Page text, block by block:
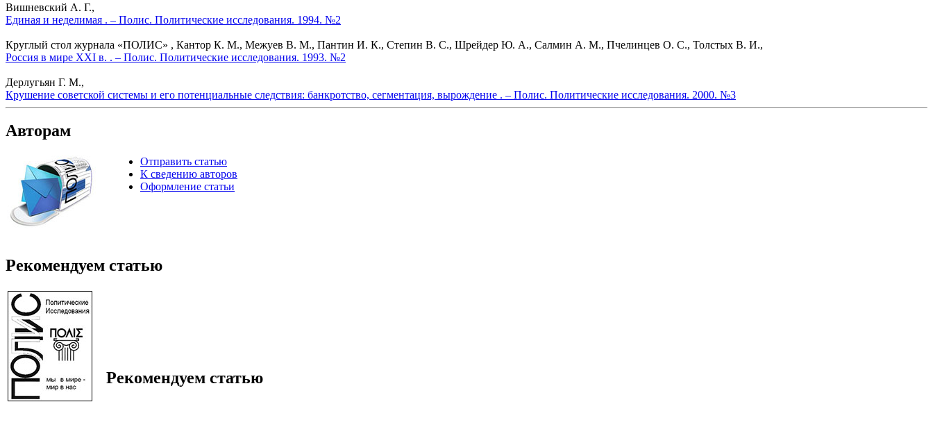
Вишневский А. Г.,
Единая и неделимая . – Полис. Политические исследования. 1994. №2
Круглый стол журнала «ПОЛИС» , Кантор К. М., Межуев В. М., Пантин И. К., Степин В. С., Шрейдер Ю. А., Салмин А. М., Пчелинцев О. С., Толстых В. И.,
Россия в мире XXI в. . – Полис. Политические исследования. 1993. №2
Дерлугьян Г. М.,
Крушение советской системы и его потенциальные следствия: банкротство, сегментация, вырождение . – Полис. Политические исследования. 2000. №3
Авторам
Отправить статью
К сведению авторов
Оформление статьи
Рекомендуем статью
Рекомендуем статью